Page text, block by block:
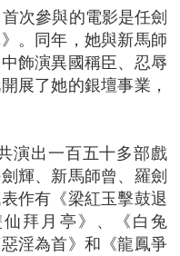
次參與的電影是任劍
。同年，她與新馬師
飾演異國稱臣、忍辱
展了她的銀壇事業，
演出一百五十多部戲
輝、新馬師曾、羅劍
作有《梁紅玉擊鼓退
拜月亭》、《白兔
淫為首》和《龍鳳爭